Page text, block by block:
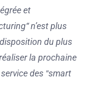
et
n’est plus
du plus
la prochaine
des ‟smart